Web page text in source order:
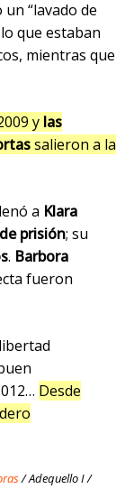
“lavado de
que estaban
mientras que
y las
salieron a la
a Klara
prisión; su
. Barbora
fueron
Desde
/ Adequello I /